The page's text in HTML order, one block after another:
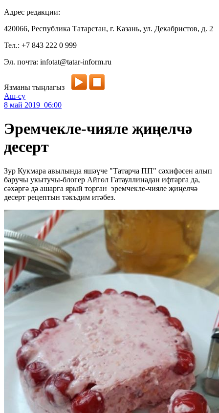
Адрес редакции:
420066, Республика Татарстан, г. Казань, ул. Декабристов, д. 2
Тел.: +7 843 222 0 999
Эл. почта: infotat@tatar-inform.ru
Язманы тыңлагыз
Аш-су
8 май 2019 06:00
Эремчекле-чияле җиңелчә
десерт
Зур Кукмара авылында яшәүче "Татарча ПП" сәхифәсен алып
баручы укытучы-блогер Айгөл Гатауллинадан ифтарга да,
сәхәргә дә ашарга ярый торган эремчекле-чияле җиңелчә
десерт рецептын тәкъдим итәбез.